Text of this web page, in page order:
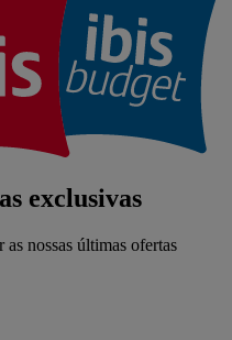
exclusivas
as nossas últimas ofertas